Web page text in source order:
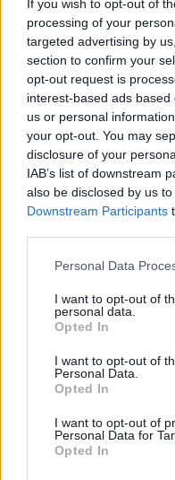
If you wish to opt-out of
processing of your
targeted advertising by
section to confirm your
opt-out request is
interest-based ads
us or personal
your opt-out. You may
disclosure of your
IAB’s list of downstream
also be disclosed by us
Downstream Participants
Please note that this
not limited to your visit or
grant or deny consent to
use your data for below
consent section.
Personal Data
I want to opt-out of
personal data.
Opted In
I want to opt-out of
Personal Data.
Opted In
I want to opt-out of
Personal Data for
Opted In
A tolnaiak két csapatot
A Ferencváros
labdarúgócsapatot
2020.09.14
Helyi hírek
A házigazdáknak fél perc
mint fél óra a háromgólos